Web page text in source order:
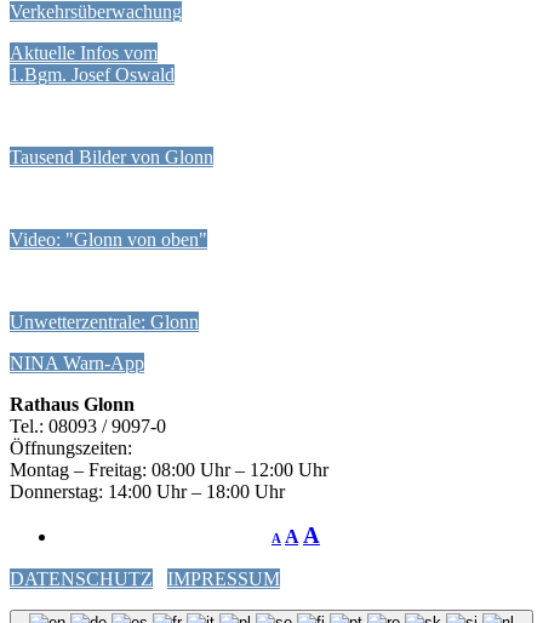
Verkehrsüberwachung
Aktuelle Infos vom
1.Bgm. Josef Oswald
Tausend Bilder von Glonn
Video: "Glonn von oben"
Unwetterzentrale: Glonn
NINA Warn-App
Rathaus Glonn
Tel.: 08093 / 9097-0
Öffnungszeiten:
Montag – Freitag: 08:00 Uhr – 12:00 Uhr
Donnerstag: 14:00 Uhr – 18:00 Uhr
A A A
DATENSCHUTZ IMPRESSUM